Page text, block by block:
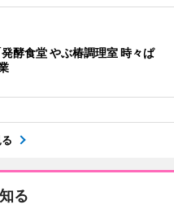
酵食堂 やぶ椿調理室 時々ぱ
る